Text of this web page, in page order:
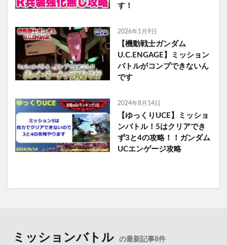
す！
2026年1月9日
【機動戦士ガンダム
U.C.ENGAGE】ミッション
バトルがコンプできないん
です
2024年8月14日
【ゆっくりUCE】ミッショ
ンバトル！5はクリアでき
ず3と4の攻略！！ガンダム
UCエンゲージ攻略
ミッションバトル の最新記事8件